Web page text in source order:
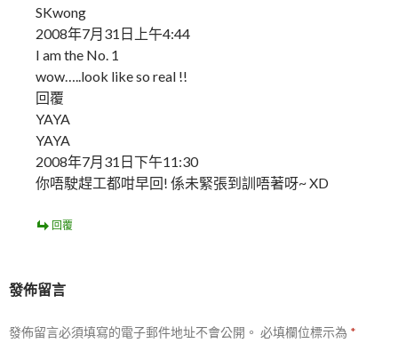
SKwong
2008年7月31日上午4:44
I am the No. 1
wow…..look like so real !!
回覆
YAYA
YAYA
2008年7月31日下午11:30
你唔駛趕工都咁早回! 係未緊張到訓唔著呀~ XD
回覆
發佈留言
發佈留言必須填寫的電子郵件地址不會公開。 必填欄位標示為 *